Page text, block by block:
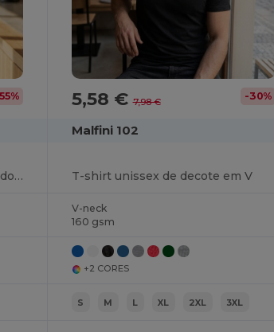
Camiseta Slim V-neck com Tecido Elástico
5,58 €7,98 € -30%
Malfini 102
T-shirt unissex de decote em V
V-neck
160 gsm
+2 CORES
S M L XL 2XL 3XL